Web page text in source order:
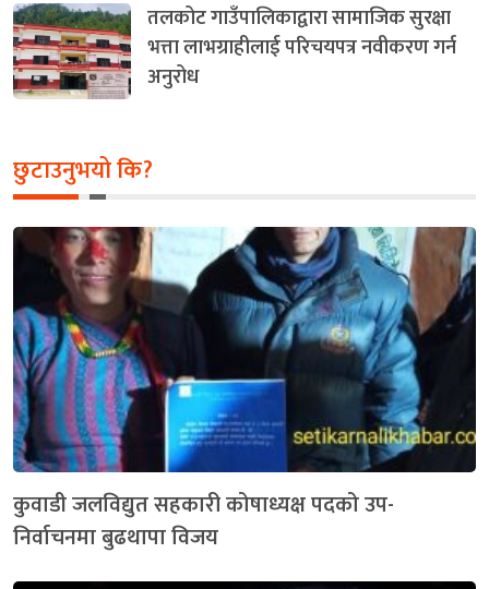
तलकोट गाउँपालिकाद्वारा सामाजिक सुरक्षा
भत्ता लाभग्राहीलाई परिचयपत्र नवीकरण गर्न
अनुरोध
छुटाउनुभयो कि?
कुवाडी जलविद्युत सहकारी कोषाध्यक्ष पदको उप-
निर्वाचनमा बुढथापा विजय